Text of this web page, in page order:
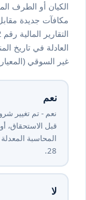
الكيان أو الطرف
مكافآت جديدة
العادلة في تاريخ
غير السوقي (المعيار
نعم
نعم - تم تغيير
قبل الاستحقاق،
28⁩.
لا